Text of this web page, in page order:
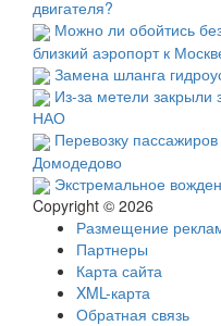
двигателя?
Можно ли обойтись
близкий аэропорт к
Замена шланга
Из-за метели
НАО
Перевозку
Домодедово
Экстремальное
Copyright © 2026
Размещение
Партнеры
Карта сайта
XML-карта
Обратная связь